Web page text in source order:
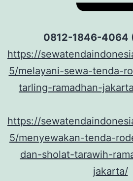
0812-1846-4064 (
https://
5/melayani-sewa-tenda-
tarling-ramadhan-
https://
5/menyewakan-tenda-
dan-sholat-tarawih-
jakarta/